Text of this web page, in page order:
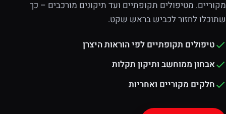
מקוריים. מטיפולים תקופתיים ועד תיקונים מורכבים – כך
שתוכלו לחזור לכביש בראש שקט.
טיפולים תקופתיים לפי הוראות היצרן
אבחון ממוחשב ותיקון תקלות
חלקים מקוריים ואחריות